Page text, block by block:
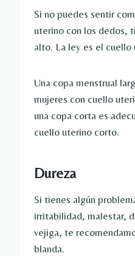
Si no puedes sentir
uterino con los dedos,
alto. La ley es el cuello
Una copa menstrual
mujeres con cuello
una copa corta es
cuello uterino corto.
Dureza
Si tienes algún
irritabilidad, malestar,
vejiga, te
blanda.